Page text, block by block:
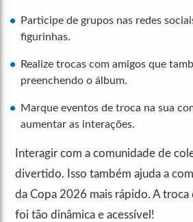
Participe de grupos nas redes
figurinhas.
Realize trocas com amigos que
preenchendo o álbum.
Marque eventos de troca na sua
aumentar as interações.
Interagir com a comunidade de
divertido. Isso também ajuda a
da Copa 2026 mais rápido. A troca
foi tão dinâmica e acessível!